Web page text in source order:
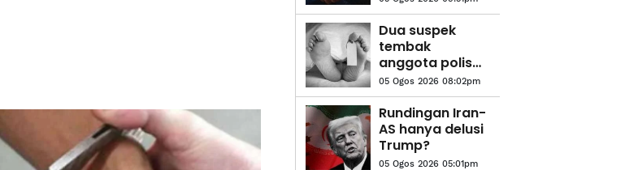
bernilai
S$361,000 di
Pusat Pemeriksaan
Woodlands
Dua suspek
tembak
anggota polis
maut dalam
insiden berbalas
tembakan di
Tak Bai
05 Ogos 2026 08:02pm
Rundingan Iran-
AS hanya delusi
Trump?
05 Ogos 2026 05:01pm